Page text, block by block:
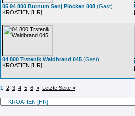
05 94 800 Burnum Senj Plöcken 008 (Gast)
KROATIEN [HR]
04 800 Trstenik Waldbrand 045 (Gast)
KROATIEN [HR]
1 2 3 4 5 6 » Letzte Seite »